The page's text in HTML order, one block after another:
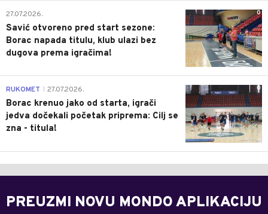
0
27.07.2026.
Savić otvoreno pred start sezone:
Borac napada titulu, klub ulazi bez
dugova prema igračima!
0
RUKOMET 27.07.2026.
Borac krenuo jako od starta, igrači
jedva dočekali početak priprema: Cilj se
zna - titula!
PREUZMI NOVU MONDO APLIKACIJU